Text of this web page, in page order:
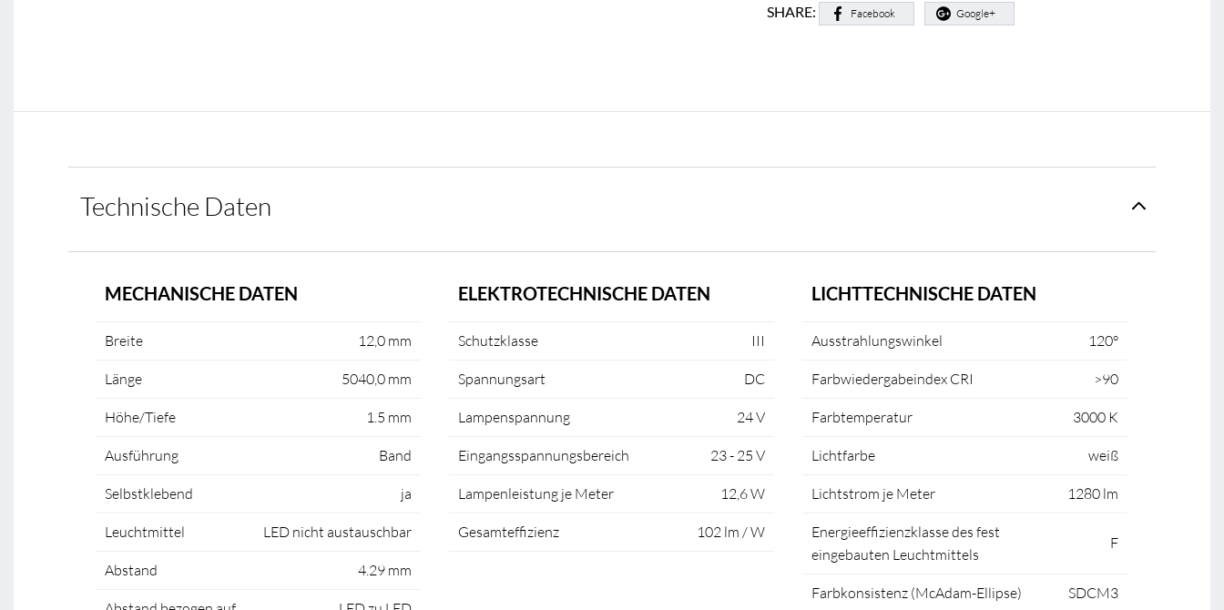
SHARE: Facebook Google+
Technische Daten
MECHANISCHE DATEN
Breite 12,0 mm
Länge 5040,0 mm
Höhe/Tiefe 1.5 mm
Ausführung Band
Selbstklebend ja
Leuchtmittel LED nicht austauschbar
Abstand 4.29 mm
ELEKTROTECHNISCHE DATEN
Schutzklasse III
Spannungsart DC
Lampenspannung 24 V
Eingangsspannungsbereich 23 - 25 V
Lampenleistung je Meter 12,6 W
Gesamteffizienz 102 lm / W
LICHTTECHNISCHE DATEN
Ausstrahlungswinkel 120°
Farbwiedergabeindex CRI >90
Farbtemperatur 3000 K
Lichtfarbe weiß
Lichtstrom je Meter 1280 lm
Energieeffizienzklasse des fest
eingebauten Leuchtmittels
F
Farbkonsistenz (McAdam-Ellipse) SDCM3